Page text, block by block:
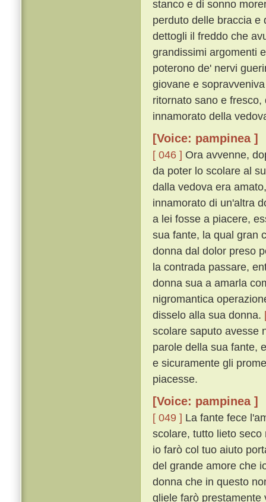
stanco e di sonno
perduto delle braccia e
dettogli il freddo che
grandissimi argomenti
poterono de' nervi
giovane e
ritornato sano e
innamorato della
[Voice: pampinea ]
[ 046 ] Ora avvenne,
da poter lo scolare al
dalla vedova era
innamorato di un'altra
a lei fosse a piacere,
sua fante, la qual gran
donna dal dolor preso
la contrada passare,
donna sua a amarla
nigromantica
disselo alla sua donna.
scolare saputo avesse
parole della sua fante,
e sicuramente gli
piacesse.
[Voice: pampinea ]
[ 049 ] La fante fece
scolare, tutto lieto seco
io farò col tuo aiuto
del grande amore che
donna che in questo
gliele farò prestamente